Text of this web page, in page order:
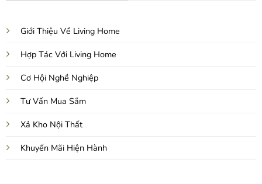
Giới Thiệu Về Living Home
Hợp Tác Với Living Home
Cơ Hội Nghề Nghiệp
Tư Vấn Mua Sắm
Xả Kho Nội Thất
Khuyến Mãi Hiện Hành